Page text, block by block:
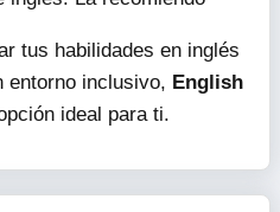
tus habilidades en inglés
entorno inclusivo, English
ideal para ti.